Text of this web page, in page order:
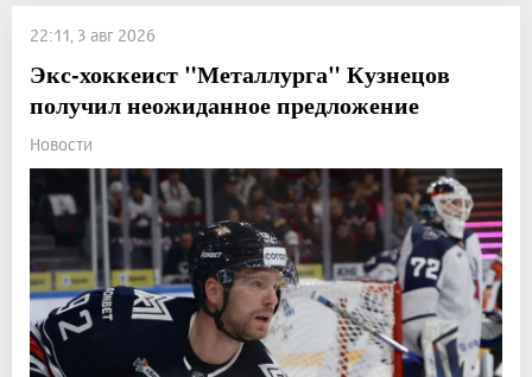
22:11, 3 авг 2026
Экс-хоккеист "Металлурга" Кузнецов
получил неожиданное предложение
Новости